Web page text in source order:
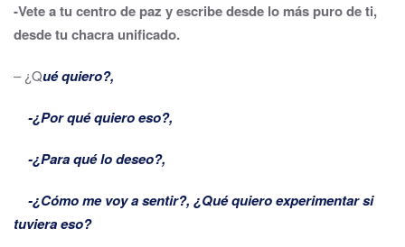
-Vete a tu centro de paz y escribe desde lo más puro de ti,
desde tu chacra unificado.
– ¿Qué quiero?,
-¿Por qué quiero eso?,
-¿Para qué lo deseo?,
-¿Cómo me voy a sentir?, ¿Qué quiero experimentar si
tuviera eso?